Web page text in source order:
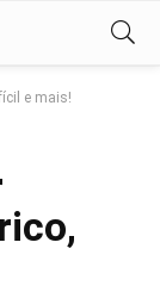
e mais!